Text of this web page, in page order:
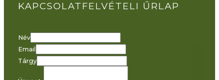
KAPCSOLATFELVÉTELI ŰRLAP
Név
Email
Tárgy